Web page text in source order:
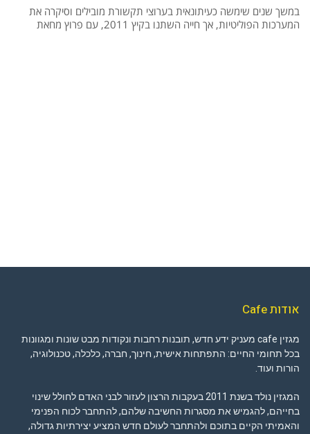
במשך שנים שימשה כעיתונאית בערוצי תקשורת מובילים וסיקרה את
המערכות הפוליטיות, אך חייה השתנו בקיץ 2011, עם פרוץ מחאת
אודות Cafe
מגזין cafe מעניק ידע חדש, תובנות רחבות ונקודות מבט שונות ומגוונות
בכל תחומי החיים: התפתחות אישית, חינוך, חברה, כלכלה, טכנולוגיה,
הורות ועוד.
המגזין נולד בשנת 2011 בעקבות הרצון לעזור לבני האדם לחולל שינוי
בחייהם, להגמיש את מסגרות החשיבה שלהם, להתחבר לכוח הפנימי
והאמיתי הקיים בתוכם ולהתחבר לעולם חדש המציע יצירתיות גדולה,